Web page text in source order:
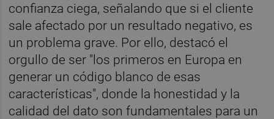
confianza ciega, señalando que si el cliente
sale afectado por un resultado negativo, es
un problema grave. Por ello, destacó el
orgullo de ser "los primeros en Europa en
generar un código blanco de esas
características", donde la honestidad y la
calidad del dato son fundamentales para un